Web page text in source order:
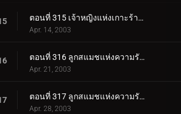
ตอนที่ 315 เจ้าหญิงแห่งเกาะร้างกับปราสาทมังกร (ภาคปิดคดี)
Apr. 14, 2003
ตอนที่ 316 ลูกสแมชแห่งความรักและการตัดสินใจ (ตอนแรก)
Apr. 21, 2003
ตอนที่ 317 ลูกสแมชแห่งความรักและการตัดสินใจ (ตอนจบ)
Apr. 28, 2003